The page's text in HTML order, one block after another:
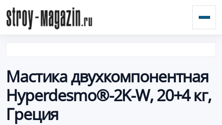
Мастика двухкомпонентная
Hyperdesmo®-2K-W, 20+4 кг,
Греция